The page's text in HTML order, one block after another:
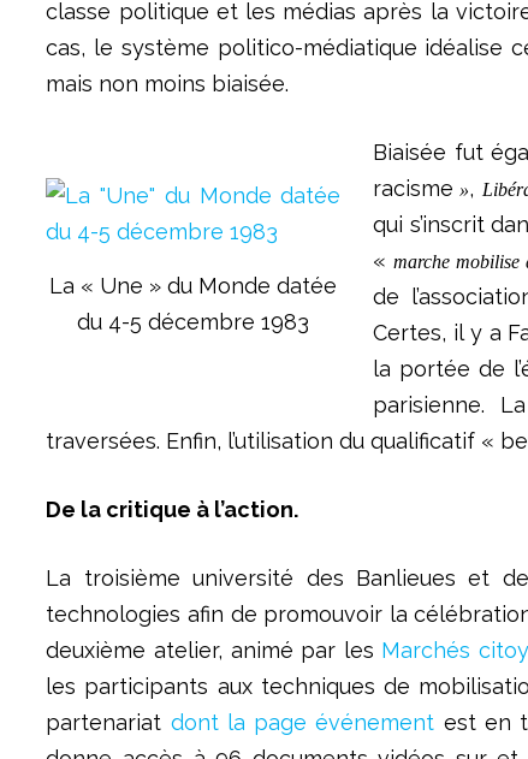
classe politique et les médias après la
cas, le système politico-médiatique idéalise
mais non moins biaisée.
La « Une » du Monde datée
du 4-5 décembre 1983
Biaisée fut
racisme »,
qui s’inscrit
«marche mobilise
de
Certes, il y a
la portée de
parisienne.
traversées. Enfin, l’utilisation du qualificatif «
De la critique à l’action.
La troisième université des Banlieues et
technologies afin de promouvoir la
deuxième atelier, animé par les Marchés
les participants aux techniques de
partenariat dont la page événement est en